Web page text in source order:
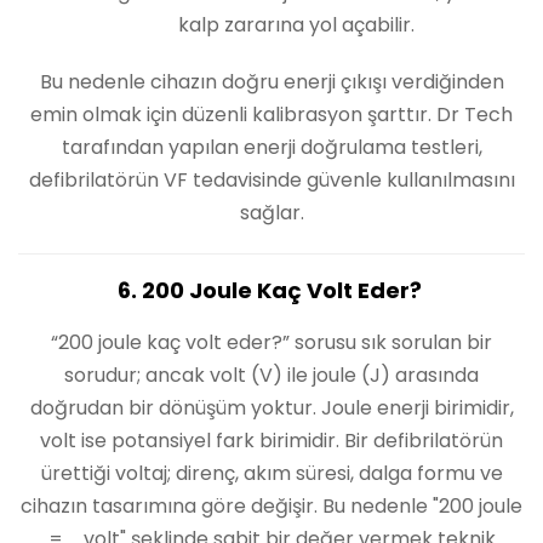
kalp zararına yol açabilir.
Bu nedenle cihazın doğru enerji çıkışı verdiğinden
emin olmak için düzenli kalibrasyon şarttır. Dr Tech
tarafından yapılan enerji doğrulama testleri,
defibrilatörün VF tedavisinde güvenle kullanılmasını
sağlar.
6. 200 Joule Kaç Volt Eder?
“200 joule kaç volt eder?” sorusu sık sorulan bir
sorudur; ancak volt (V) ile joule (J) arasında
doğrudan bir dönüşüm yoktur. Joule enerji birimidir,
volt ise potansiyel fark birimidir. Bir defibrilatörün
ürettiği voltaj; direnç, akım süresi, dalga formu ve
cihazın tasarımına göre değişir. Bu nedenle "200 joule